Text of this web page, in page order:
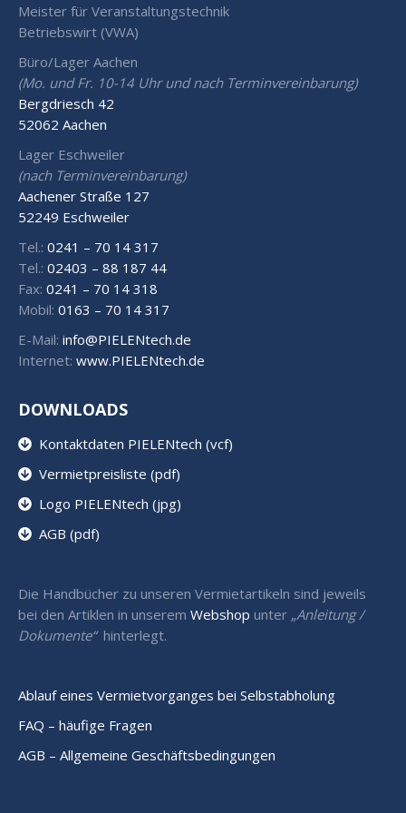
Meister für Veranstaltungstechnik
Betriebswirt (VWA)
Büro/Lager Aachen
(Mo. und Fr. 10-14 Uhr und nach Terminvereinbarung)
Bergdriesch 42
52062 Aachen
Lager Eschweiler
(nach Terminvereinbarung)
Aachener Straße 127
52249 Eschweiler
Tel.: 0241 – 70 14 317
Tel.: 02403 – 88 187 44
Fax: 0241 – 70 14 318
Mobil: 0163 – 70 14 317
E-Mail: info@PIELENtech.de
Internet: www.PIELENtech.de
DOWNLOADS
Kontaktdaten PIELENtech (vcf)
Vermietpreisliste (pdf)
Logo PIELENtech (jpg)
AGB (pdf)
Die Handbücher zu unseren Vermietartikeln sind jeweils
bei den Artiklen in unserem Webshop unter „Anleitung /
Dokumente“ hinterlegt.
Ablauf eines Vermietvorganges bei Selbstabholung
FAQ – häufige Fragen
AGB – Allgemeine Geschäftsbedingungen